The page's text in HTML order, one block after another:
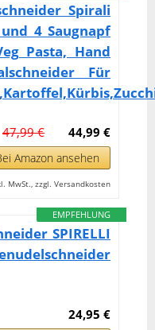
Spirali
4 Saugnapf
Pasta, Hand
Für
44,99 €
47,99 €
Amazon ansehen
MwSt., zzgl. Versandkosten
EMPFEHLUNG
SPIRELLI
24,95 €